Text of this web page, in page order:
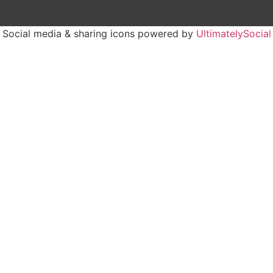
Social media & sharing icons powered by UltimatelySocial